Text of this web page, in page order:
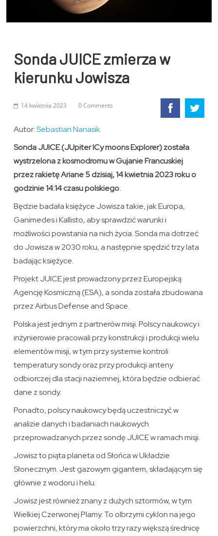
Sonda JUICE zmierza w
kierunku Jowisza
14 kwietnia 2023 0 Comments
Autor:Sebastian Nanasik
Sonda JUICE (JUpiter ICy moons Explorer) została
wystrzelona z kosmodromu w Gujanie Francuskiej
przez rakietę Ariane 5 dzisiaj, 14 kwietnia 2023 roku o
godzinie 14:14 czasu polskiego.
Będzie badała księżyce Jowisza takie, jak Europa,
Ganimedes i Kallisto, aby sprawdzić warunki i
możliwości powstania na nich życia. Sonda ma dotrzeć
do Jowisza w 2030 roku, a następnie spędzić trzy lata
badając księżyce.
Projekt JUICE jest prowadzony przez Europejską
Agencję Kosmiczną (ESA), a sonda została zbudowana
przez Airbus Defense and Space.
Polska jest jednym z partnerów misji. Polscy naukowcy i
inżynierowie pracowali przy konstrukcji i produkcji wielu
elementów misji, w tym przy systemie kontroli
temperatury sondy oraz przy produkcji anteny
odbiorczej dla stacji naziemnej, która będzie odbierać
dane z sondy.
Ponadto, polscy naukowcy będą uczestniczyć w
analizie danych i badaniach naukowych
przeprowadzanych przez sondę JUICE w ramach misji.
Jowisz to piąta planeta od Słońca w Układzie
Słonecznym. Jest gazowym gigantem, składającym się
głównie z wodoru i helu.
Jowisz jest również znany z dużych sztormów, w tym
Wielkiej Czerwonej Plamy. To olbrzymi cyklon na jego
powierzchni, który ma około trzy razy większą średnicę